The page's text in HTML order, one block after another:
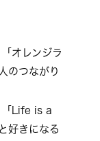
オレンジラ
のつながり
Life is a
好きになる